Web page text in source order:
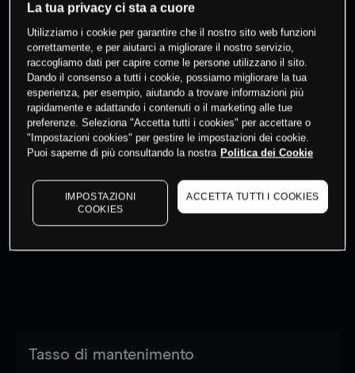
% dei clienti hanno posizioni
questo prodotto
Fai trading
I prezzi sono solo indicativi. Accediper vedere gli ultimi
dati di mercato
to see latest market data
Tasso di mantenimento
La tua privacy ci sta a cuore
Utilizziamo i cookie per garantire che il nostro sito web funzioni
correttamente, e per aiutarci a migliorare il nostro servizio,
raccogliamo dati per capire come le persone utilizzano il sito.
Dando il consenso a tutti i cookie, possiamo migliorare la tua
esperienza, per esempio, aiutando a trovare informazioni più
rapidamente e adattando i contenuti o il marketing alle tue
preferenze. Seleziona "Accetta tutti i cookies" per accettare o
"Impostazioni cookies" per gestire le impostazioni dei cookie.
Puoi saperne di più consultando la nostra Politica dei Cookie
IMPOSTAZIONI
COOKIES
ACCETTA TUTTI I COOKIES